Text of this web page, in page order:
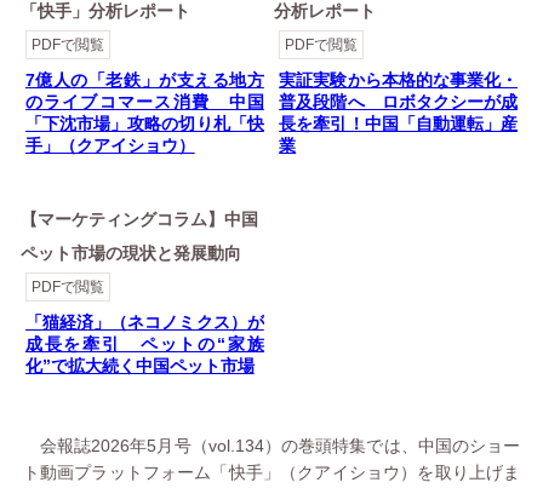
「快手」分析レポート
PDFで閲覧
7億人の「老鉄」が支える地方
のライブコマース消費 中国
「下沈市場」攻略の切り札「快
手」（クアイショウ）
分析レポート
PDFで閲覧
実証実験から本格的な事業化・
普及段階へ ロボタクシーが成
長を牽引！中国「自動運転」産
業
【マーケティングコラム】中国
ペット市場の現状と発展動向
PDFで閲覧
「猫経済」（ネコノミクス）が
成長を牽引 ペットの“家族
化”で拡大続く中国ペット市場
会報誌2026年5月号（vol.134）の巻頭特集では、中国のショー
ト動画プラットフォーム「快手」（クアイショウ）を取り上げま